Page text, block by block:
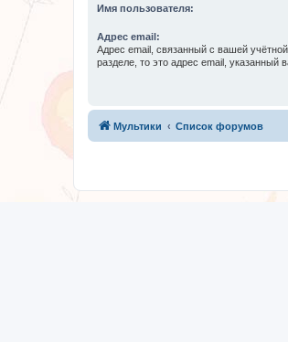
Имя пользователя:
Адрес email:
Адрес email, связанный с вашей
разделе, то это адрес email, указанный
Мультики Список форумов